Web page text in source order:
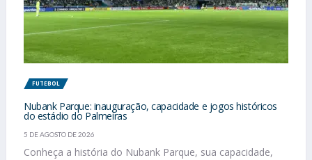
FUTEBOL
Nubank Parque: inauguração, capacidade e jogos históricos
do estádio do Palmeiras
5 DE AGOSTO DE 2026
Conheça a história do Nubank Parque, sua capacidade,